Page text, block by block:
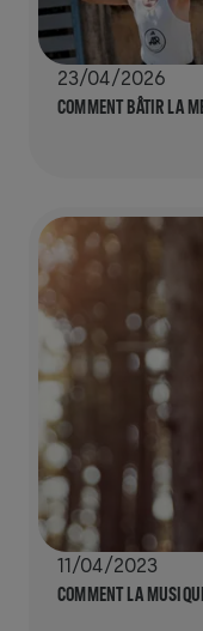
23/04/2026
COMMENT BÂTIR LA
11/04/2023
COMMENT LA